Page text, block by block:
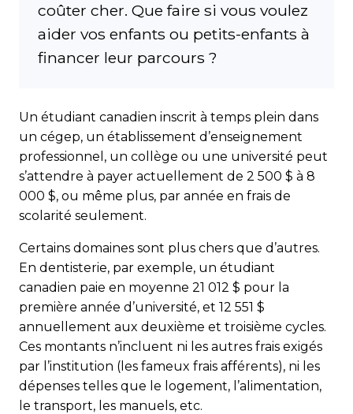
coûter cher. Que faire si vous voulez
aider vos enfants ou petits-enfants à
financer leur parcours ?
Un étudiant canadien inscrit à temps plein dans
un cégep, un établissement d’enseignement
professionnel, un collège ou une université peut
s’attendre à payer actuellement de 2 500 $ à 8
000 $, ou même plus, par année en frais de
scolarité seulement.
Certains domaines sont plus chers que d’autres.
En dentisterie, par exemple, un étudiant
canadien paie en moyenne 21 012 $ pour la
première année d’université, et 12 551 $
annuellement aux deuxième et troisième cycles.
Ces montants n’incluent ni les autres frais exigés
par l’institution (les fameux frais afférents), ni les
dépenses telles que le logement, l’alimentation,
le transport, les manuels, etc.